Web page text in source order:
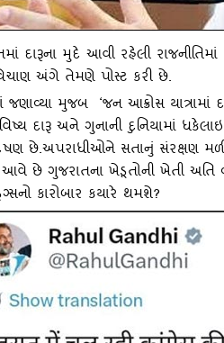
દારૂના મુદે આવી રહેલી
અંગે તેમણે પોસ્‍ટ કરી છે.
જણાવ્‍યા મુજબ ‘જન આક્રોસ
દારૂ અને ગુનાની દુનિયામાં
છે.અપરાધીઓને સતાનું સંરક્ષણ
છે ગુજરાતના ખેડૂતોની ખેતી અતિ
કારોબાર કયારે થમશે?